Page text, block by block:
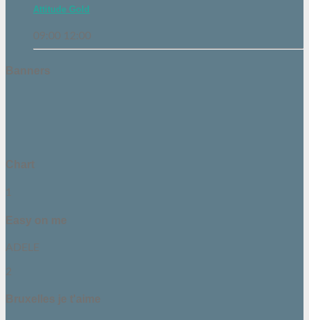
Attitude Gold
09:00 12:00
Banners
Chart
1
Easy on me
ADELE
2
Bruxelles je t'aime